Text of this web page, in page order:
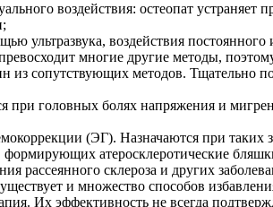
воздействия: остеопат
ультразвука, воздействия
многие другие методы,
из сопутствующих методов.
при головных болях напряжения и
(ЭГ). Назначаются при таких
формирующих атеросклеротические
рассеянного склероза и других
и множество способов
Их эффективность не всегда